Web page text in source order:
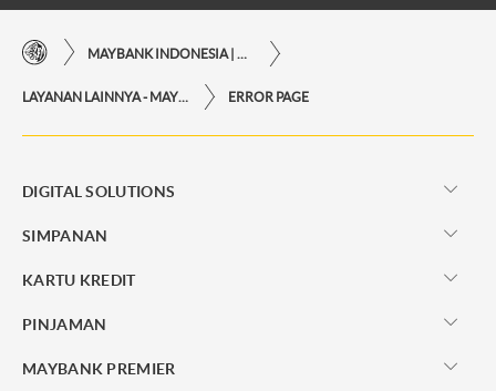
ERROR PAGE
DIGITAL SOLUTIONS
SIMPANAN
KARTU KREDIT
PINJAMAN
MAYBANK PREMIER